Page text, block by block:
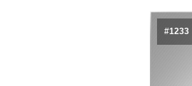
#1233